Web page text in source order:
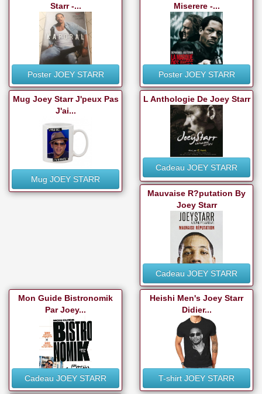
Starr -...
Poster JOEY STARR
Miserere -...
Poster JOEY STARR
Mug Joey Starr J'peux Pas
J'ai...
Mug JOEY STARR
L Anthologie De Joey Starr
Cadeau JOEY STARR
Mauvaise R?putation By
Joey Starr
Cadeau JOEY STARR
Mon Guide Bistronomik
Par Joey...
Cadeau JOEY STARR
Heishi Men's Joey Starr
Didier...
T-shirt JOEY STARR